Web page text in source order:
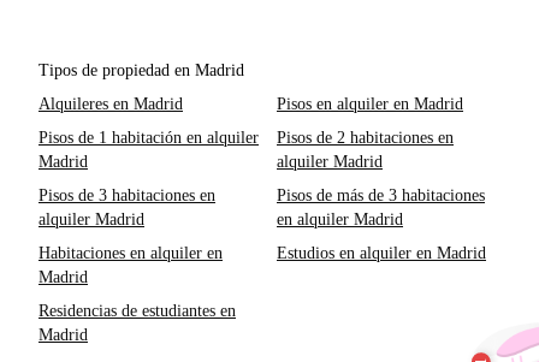
Tipos de propiedad en Madrid
Alquileres en Madrid
Pisos en alquiler en Madrid
Pisos de 1 habitación en alquiler
Madrid
Pisos de 2 habitaciones en
alquiler Madrid
Pisos de 3 habitaciones en
alquiler Madrid
Pisos de más de 3 habitaciones
en alquiler Madrid
Habitaciones en alquiler en
Madrid
Estudios en alquiler en Madrid
Residencias de estudiantes en
Madrid